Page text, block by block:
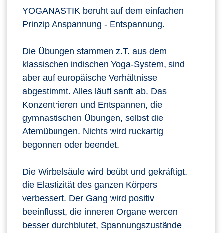
YOGANASTIK beruht auf dem einfachen
Prinzip Anspannung - Entspannung.
Die Übungen stammen z.T. aus dem
klassischen indischen Yoga-System, sind
aber auf europäische Verhältnisse
abgestimmt. Alles läuft sanft ab. Das
Konzentrieren und Entspannen, die
gymnastischen Übungen, selbst die
Atemübungen. Nichts wird ruckartig
begonnen oder beendet.
Die Wirbelsäule wird beübt und gekräftigt,
die Elastizität des ganzen Körpers
verbessert. Der Gang wird positiv
beeinflusst, die inneren Organe werden
besser durchblutet, Spannungszustände